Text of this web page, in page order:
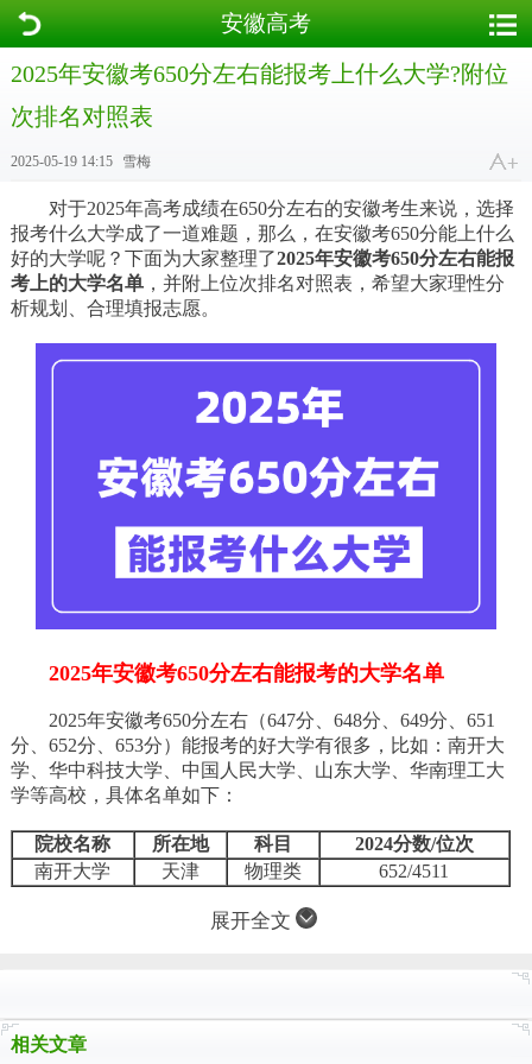
安徽高考
2025年安徽考650分左右能报考上什么大学?附位
次排名对照表
2025-05-19 14:15 雪梅
对于2025年高考成绩在650分左右的安徽考生来说，选择
报考什么大学成了一道难题，那么，在安徽考650分能上什么
好的大学呢？下面为大家整理了2025年安徽考650分左右能报
考上的大学名单，并附上位次排名对照表，希望大家理性分
析规划、合理填报志愿。
2025年安徽考650分左右能报考的大学名单
2025年安徽考650分左右（647分、648分、649分、651
分、652分、653分）能报考的好大学有很多，比如：南开大
学、华中科技大学、中国人民大学、山东大学、 华南理工大
学等高校，具体名单如下：
院校名称 所在地 科目
2024分数/位次
南开大学
天津 物理类 652/4511
展开全文
相关文章